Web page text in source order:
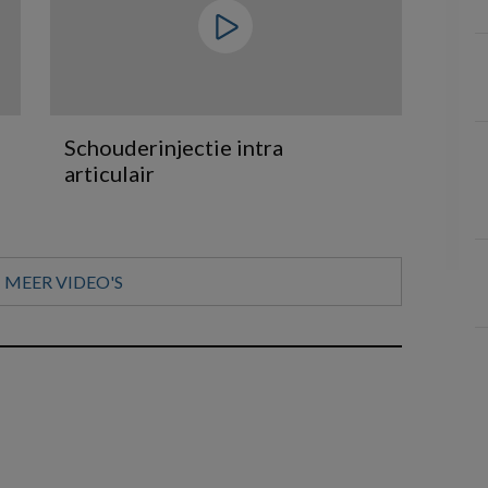
Schouderinjectie intra
articulair
VIDEO'S